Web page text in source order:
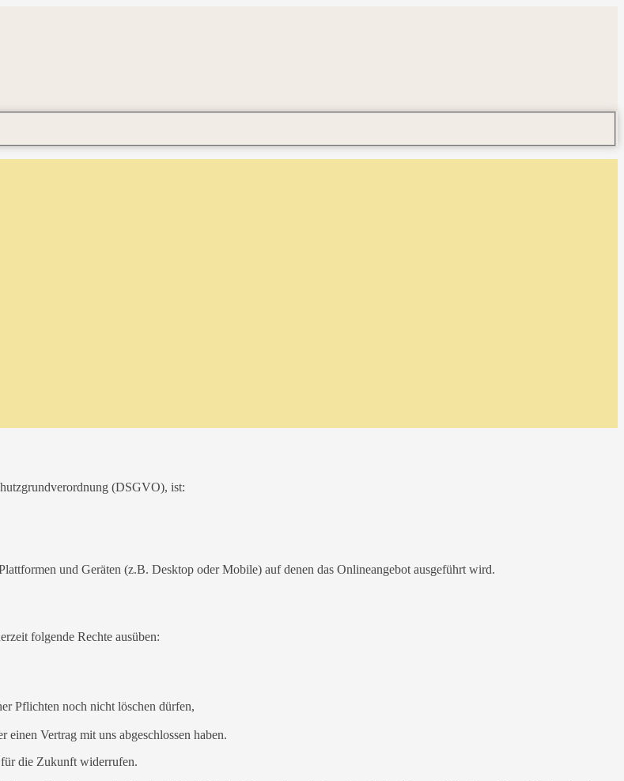
(DSGVO), ist:
und Geräten (z.B. Desktop oder Mobile) auf denen das Onlineangebot ausgeführt wird.
folgende Rechte ausüben:
Pflichten noch nicht löschen dürfen,
Vertrag mit uns abgeschlossen haben.
die Zukunft widerrufen.